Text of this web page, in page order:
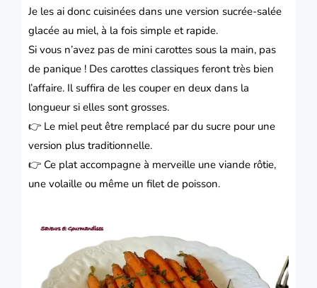
Je les ai donc cuisinées dans une version sucrée-salée
glacée au miel, à la fois simple et rapide.
Si vous n’avez pas de mini carottes sous la main, pas
de panique ! Des carottes classiques feront très bien
l’affaire. Il suffira de les couper en deux dans la
longueur si elles sont grosses.
👉 Le miel peut être remplacé par du sucre pour une
version plus traditionnelle.
👉 Ce plat accompagne à merveille une viande rôtie,
une volaille ou même un filet de poisson.